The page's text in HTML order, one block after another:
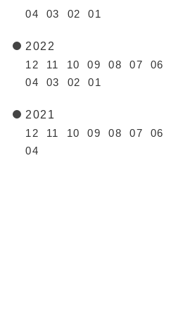
04
03 02 01
2022
12
11 10 09 08 07 06
04
03 02 01
2021
12
11 10 09 08 07 06
04